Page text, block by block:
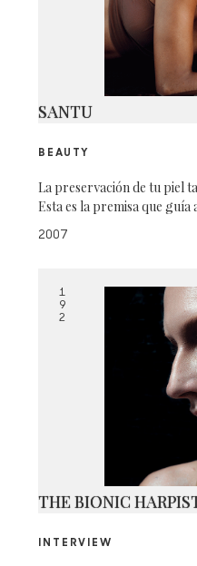
SANTU
BEAUTY
La preservación de tu piel
Esta es la premisa que guía
2007
1
9
2
THE BIONIC
INTERVIEW